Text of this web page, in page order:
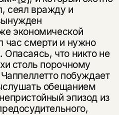
сеял вражду и
экономической
час смерти и нужно
что никто не
столь порочному
побуждает
обещанием
эпизод из